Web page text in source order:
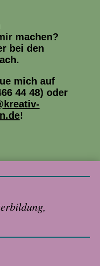
machen?
bei den
mich auf
44 48) oder
!